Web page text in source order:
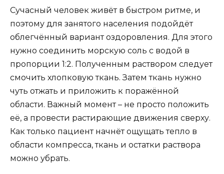
Сучасный человек живёт в быстром ритме, и
поэтому для занятого населения подойдёт
облегчённый вариант оздоровления. Для этого
нужно соединить морскую соль с водой в
пропорции 1:2. Полученным раствором следует
смочить хлопковую ткань. Затем ткань нужно
чуть отжать и приложить к поражённой
области. Важный момент – не просто положить
её, а провести растирающие движения сверху.
Как только пациент начнёт ощущать тепло в
области компресса, ткань и остатки раствора
можно убрать.